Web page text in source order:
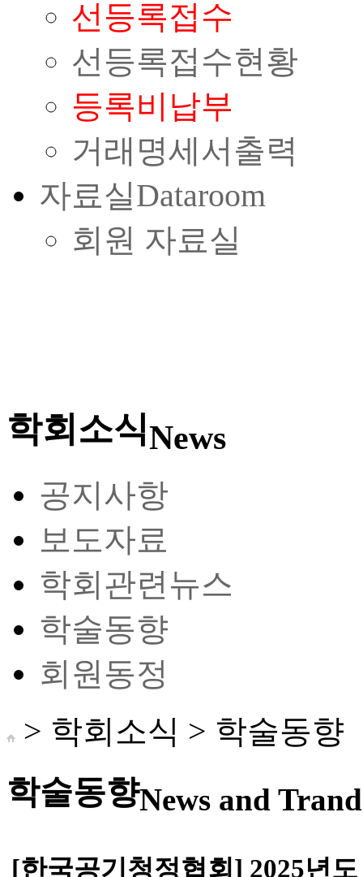
선등록접수
선등록접수현황
등록비납부
거래명세서출력
자료실Dataroom
회원 자료실
학회소식News
공지사항
보도자료
학회관련뉴스
학술동향
회원동정
> 학회소식 > 학술동향
학술동향News and
[한국공기청정협회] 2025년